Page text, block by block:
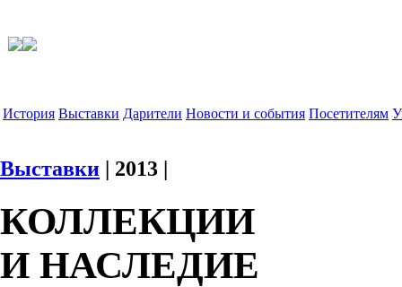
История Выставки Дарители Новости и события Посетителям
Выставки | 2013 |
КОЛЛЕКЦИИ
И НАСЛЕДИЕ